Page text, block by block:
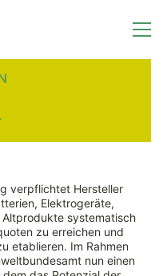
verpflichtet Hersteller
Elektrogeräte,
systematisch
zu erreichen und
etablieren. Im Rahmen
nun einen